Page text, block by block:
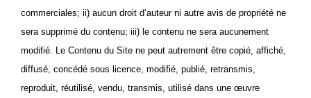
commerciales; ii) aucun droit d’auteur ni autre avis de propriété ne
sera supprimé du contenu; iii) le contenu ne sera aucunement
modifié. Le Contenu du Site ne peut autrement être copié, affiché,
diffusé, concédé sous licence, modifié, publié, retransmis,
reproduit, réutilisé, vendu, transmis, utilisé dans une œuvre